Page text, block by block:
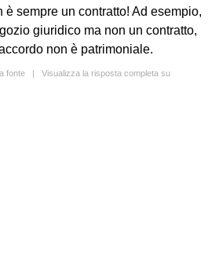
sempre un contratto! Ad esempio,
giuridico ma non un contratto,
non è patrimoniale.
fonte | Visualizza la risposta completa su